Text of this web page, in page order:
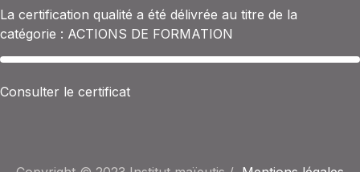
La certification qualité a été délivrée au titre de la
catégorie : ACTIONS DE FORMATION​
Consulter le certificat